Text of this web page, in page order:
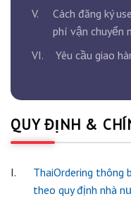
V.
Cách đăng ký
phí vận chuyển
VI.
Yêu cầu giao
QUY ĐỊNH &
I.
ThaiOrdering thông
theo quy định nhà